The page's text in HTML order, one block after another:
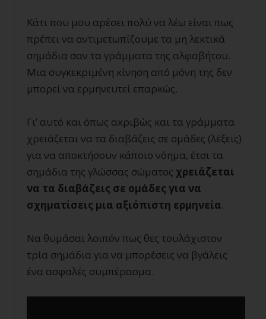
Κάτι που μου αρέσει πολύ να λέω είναι πως
πρέπει να αντιμετωπίζουμε τα μη λεκτικά
σημάδια σαν τα γράμματα της αλφαβήτου.
Μια συγκεκριμένη κίνηση από μόνη της δεν
μπορεί να ερμηνευτεί επαρκώς.
Γι’ αυτό και όπως ακριβώς και τα γράμματα
χρειάζεται να τα διαβάζεις σε ομάδες (λέξεις)
για να αποκτήσουν κάποιο νόημα, έτσι τα
σημάδια της γλώσσας σώματος χρειάζεται
να τα διαβάζεις σε ομάδες για να
σχηματίσεις μια αξιόπιστη ερμηνεία.
Να θυμάσαι λοιπόν πως θες τουλάχιστον
τρία σημάδια για να μπορέσεις να βγάλεις
ένα ασφαλές συμπέρασμα.